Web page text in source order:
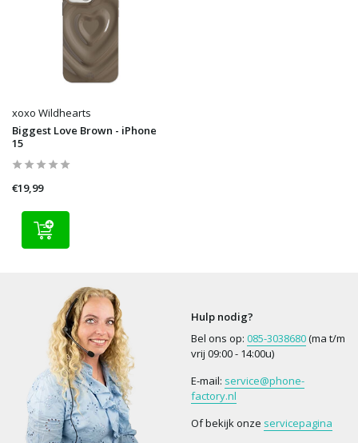
xoxo Wildhearts
Biggest Love Brown - iPhone
15
€19,99
Hulp nodig?
Bel ons op: 085-3038680(ma t/m
vrij 09:00 - 14:00u)
E-mail: service@phone-
factory.nl
Of bekijk onze servicepagina